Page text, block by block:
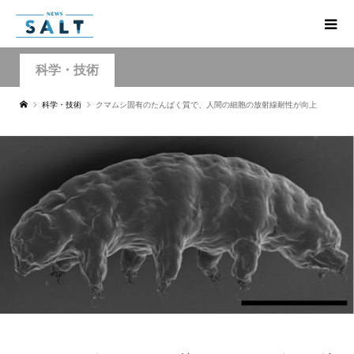
科学・技術
科学・技術 クマムシ固有のたんぱく質で、人間の細胞の放射線耐性が向上